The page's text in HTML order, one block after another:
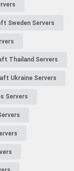
Sweden Servers
Thailand Servers
Ukraine Servers
Servers